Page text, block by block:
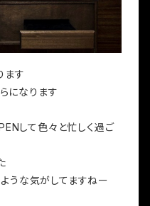
ます
になります
して色々と忙しく過ご
うな気がしてますねー